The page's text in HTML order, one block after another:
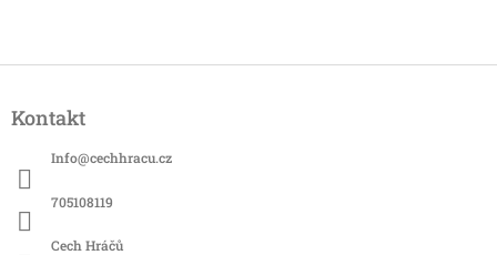
pKontakt
Info@cechhracu.cz
705108119
Cech Hráčů